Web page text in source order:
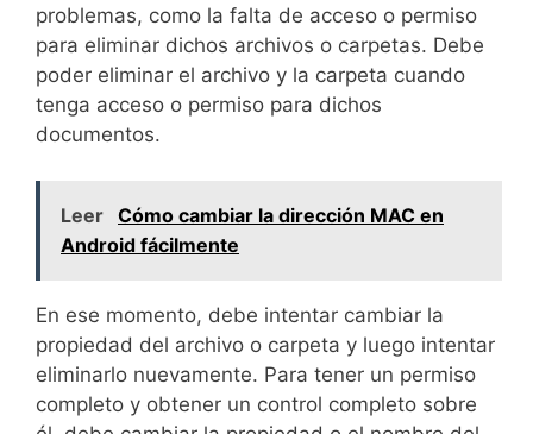
problemas, como la falta de acceso o permiso
para eliminar dichos archivos o carpetas. Debe
poder eliminar el archivo y la carpeta cuando
tenga acceso o permiso para dichos
documentos.
Leer Cómo cambiar la dirección MAC en
Android fácilmente
En ese momento, debe intentar cambiar la
propiedad del archivo o carpeta y luego intentar
eliminarlo nuevamente. Para tener un permiso
completo y obtener un control completo sobre